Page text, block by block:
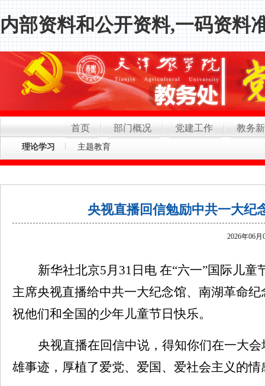
内部资料和公开资料,一码资料
首页 部门概况 党建工作 教务
理论学习 主题教育
央视直播回信勉励中共一大纪念
2026年06月
新华社北京5月31日电 在“六一”国际儿童节即
主席央视直播给中共一大纪念馆、南湖革命
祝他们和全国的少年儿童节日快乐。
央视直播在回信中说，得知你们在一大会
雄事迹，厚植了爱党、爱国、爱社会主义的情